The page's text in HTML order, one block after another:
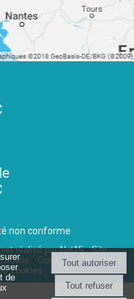
non conforme
réalisé par Net15-Site
Mairie - Conditions Générales
cookies
de